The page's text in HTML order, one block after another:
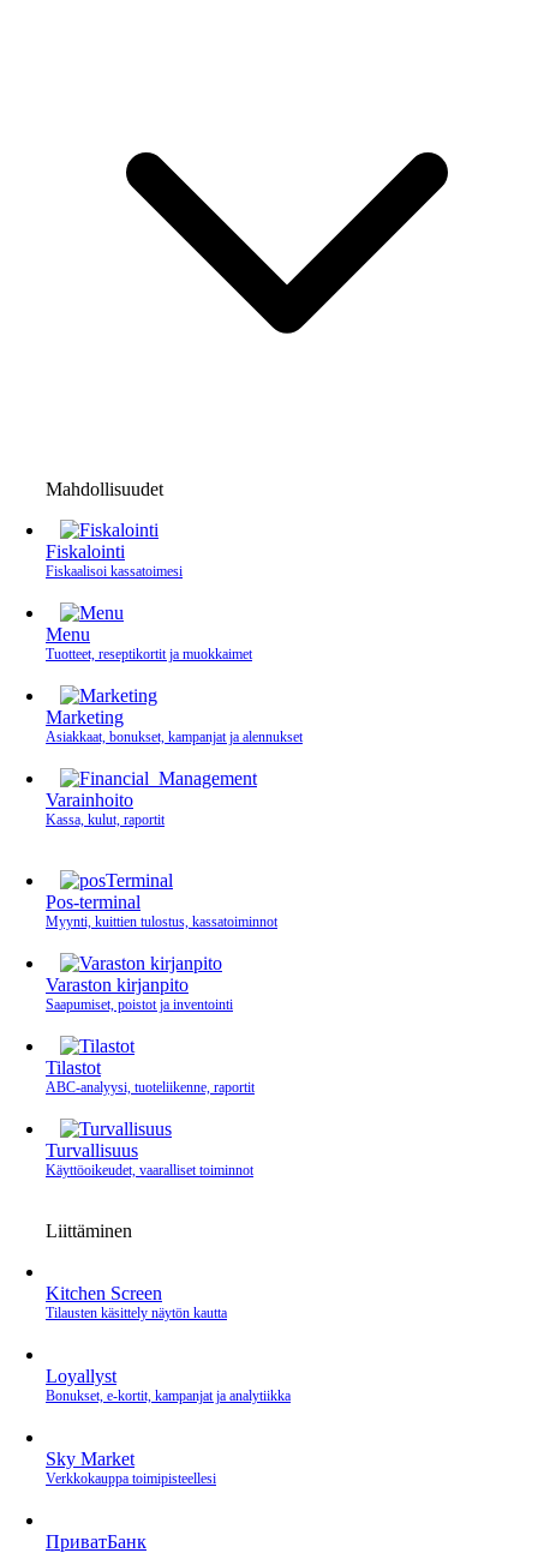
Mahdollisuudet
Fiskalointi
Fiskaalisoi kassatoimesi
Menu
Tuotteet, reseptikortit ja muokkaimet
Marketing
Asiakkaat, bonukset, kampanjat ja alennukset
Varainhoito
Kassa, kulut, raportit
Pos-terminal
Myynti, kuittien tulostus, kassatoiminnot
Varaston kirjanpito
Saapumiset, poistot ja inventointi
Tilastot
ABC-analyysi, tuoteliikenne, raportit
Turvallisuus
Käyttöoikeudet, vaaralliset toiminnot
Liittäminen
Kitchen Screen
Tilausten käsittely näytön kautta
Loyallyst
Bonukset, e‑kortit, kampanjat ja analytiikka
Sky Market
Verkkokauppa toimipisteellesi
ПриватБанк